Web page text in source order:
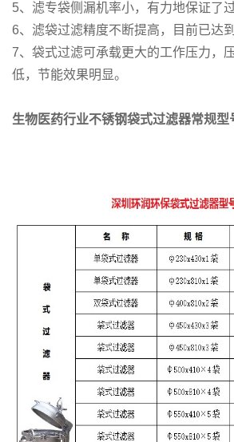
5、滤专袋侧漏机率小，有力地保证了
6、滤袋过滤精度不断提高，目前已达到
7、袋式过滤可承载更大的工作压力，
低，节能效果明显。
生物医药行业不锈钢袋式过滤器常规型